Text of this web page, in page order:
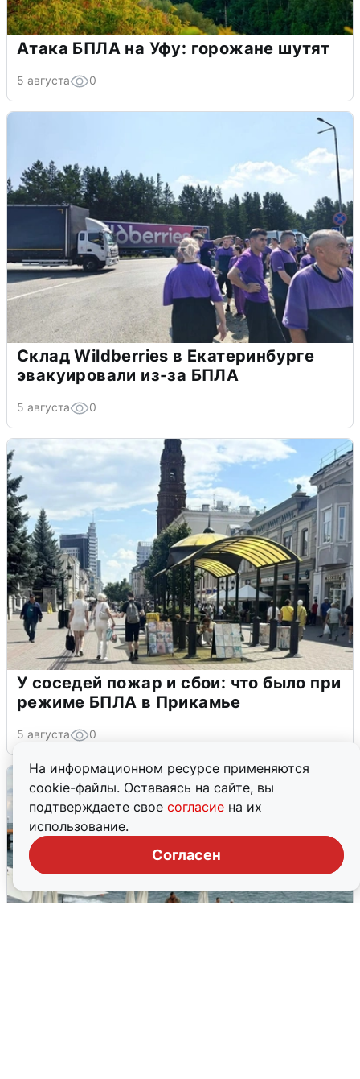
На информационном ресурсе применяются
cookie-файлы. Оставаясь на сайте, вы
подтверждаете свое согласие на их
использование.
Согласен
Атака БПЛА на Уфу: горожане шутят
5 августа 0
Склад Wildberries в Екатеринбурге
эвакуировали из-за БПЛА
5 августа 0
У соседей пожар и сбои: что было при
режиме БПЛА в Прикамье
5 августа 0